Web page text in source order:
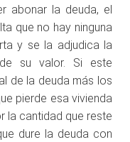
abonar la deuda, el
que no hay ninguna
y se la adjudica la
su valor. Si este
de la deuda más los
pierde esa vivienda
la cantidad que reste
dure la deuda con